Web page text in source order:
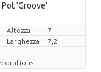
'Groove'
Altezza
7
Larghezza
7,2